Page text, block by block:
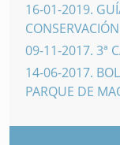
16-01-2019.
09-11-2017. 3ª
14-06-2017.
PARQUE DE